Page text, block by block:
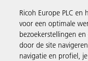
Business
Producten en
Ricoh Europe PLC
voor een optimale
bezoekerstellingen
door de site
navigatie en profiel,